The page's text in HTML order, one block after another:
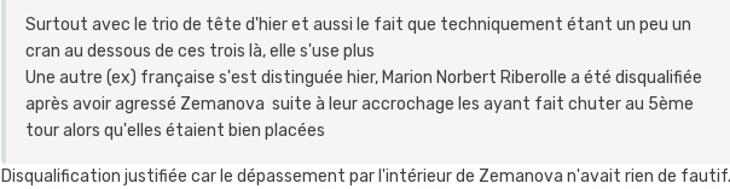
Surtout avec le trio de tête d'hier et aussi le fait que techniquement étant un peu un
cran au dessous de ces trois là, elle s'use plus
Une autre (ex) française s'est distinguée hier, Marion Norbert Riberolle a été disqualifiée
après avoir agressé Zemanova suite à leur accrochage les ayant fait chuter au 5ème
tour alors qu'elles étaient bien placées
Disqualification justifiée car le dépassement par l'intérieur de Zemanova n'avait rien de